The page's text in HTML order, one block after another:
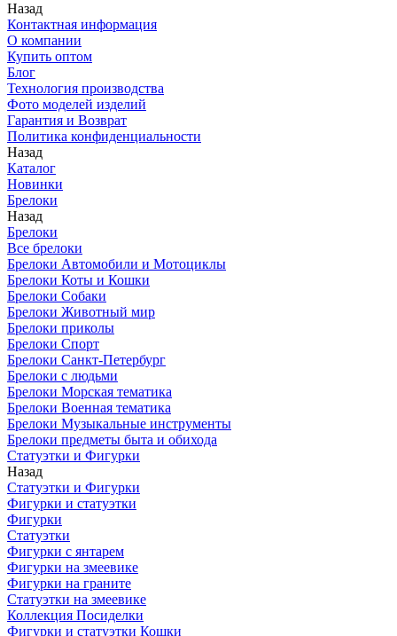
Назад
Контактная информация
О компании
Купить оптом
Блог
Технология производства
Фото моделей изделий
Гарантия и Возврат
Политика конфиденциальности
Назад
Каталог
Новинки
Брелоки
Назад
Брелоки
Все брелоки
Брелоки Автомобили и Мотоциклы
Брелоки Коты и Кошки
Брелоки Собаки
Брелоки Животный мир
Брелоки приколы
Брелоки Спорт
Брелоки Санкт-Петербург
Брелоки с людьми
Брелоки Морская тематика
Брелоки Военная тематика
Брелоки Музыкальные инструменты
Брелоки предметы быта и обихода
Статуэтки и Фигурки
Назад
Статуэтки и Фигурки
Фигурки и статуэтки
Фигурки
Статуэтки
Фигурки с янтарем
Фигурки на змеевике
Фигурки на граните
Статуэтки на змеевике
Коллекция Посиделки
Фигурки и статуэтки Кошки